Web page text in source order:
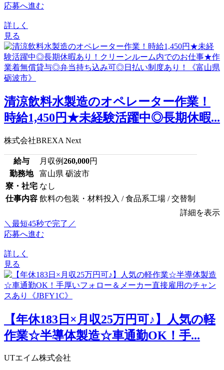
応募へ進む
詳しく
見る
清涼飲料水製造のオペレーター作業！
時給1,450円★未経験活躍中◎長期休暇...
株式会社BREXA Next
給与 月収例260,000円
勤務地
富山県 砺波市
寮・社宅 なし
仕事内容 飲料の包装・材料投入 / 食品系工場 / 交替制
詳細を表示
＼最短45秒で完了／
応募へ進む
詳しく
見る
【年休183日×月収25万円可♪】人気の軽
作業☆半導体製造☆車通勤OK！手...
UTエイム株式会社